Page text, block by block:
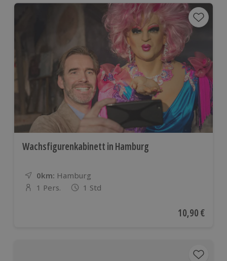
Wachsfigurenkabinett in Hamburg
0km: Entfernung
Standort
Hamburg
Anzahl der Teilnehmer
1 Pers. 1 Std
Aktueller
10,90 €